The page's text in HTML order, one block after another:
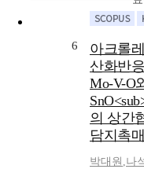
6
아크롤
산화반
Mo-V-O
의 상간
담지촉
박대원 ,나